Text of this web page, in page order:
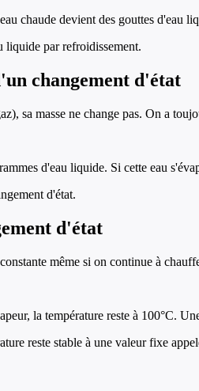
chaude devient des gouttes d'eau
liquide par refroidissement.
changement d'état
sa masse ne change pas. On a
d'eau liquide. Si cette eau
d'état.
d'état
même si on continue à
la température reste à 100°C.
reste stable à une valeur fixe